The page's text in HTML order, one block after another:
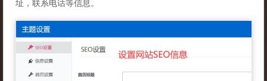
址，联系电话等信息。